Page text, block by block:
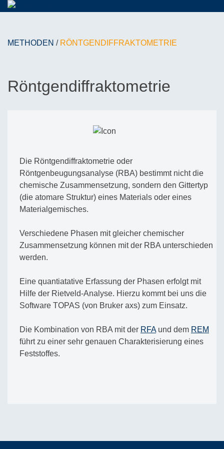
METHODEN / RÖNTGENDIFFRAKTOMETRIE
Röntgendiffraktometrie
Die Röntgendiffraktometrie oder
Röntgenbeugungsanalyse (RBA) bestimmt nicht die
chemische Zusammensetzung, sondern den Gittertyp
(die atomare Struktur) eines Materials oder eines
Materialgemisches.
Verschiedene Phasen mit gleicher chemischer
Zusammensetzung können mit der RBA unterschieden
werden.
Eine quantiatative Erfassung der Phasen erfolgt mit
Hilfe der Rietveld-Analyse. Hierzu kommt bei uns die
Software TOPAS (von Bruker axs) zum Einsatz.
Die Kombination von RBA mit der RFAund dem REM
führt zu einer sehr genauen Charakterisierung eines
Feststoffes.